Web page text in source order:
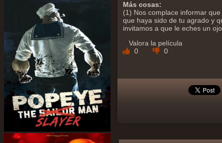
Más cosas:
(1) Nos complace informar
que haya sido de tu agrado y
invitamos a que le eches un
Valora la película
0
0